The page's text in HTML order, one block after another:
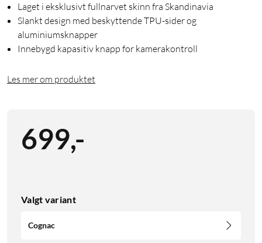
Laget i eksklusivt fullnarvet skinn fra Skandinavia
Slankt design med beskyttende TPU-sider og
aluminiumsknapper
Innebygd kapasitiv knapp for kamerakontroll
Les mer om produktet
699,-
Valgt variant
Cognac